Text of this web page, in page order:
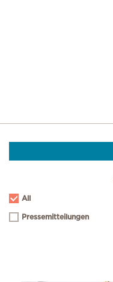
All
Pressemitteilungen